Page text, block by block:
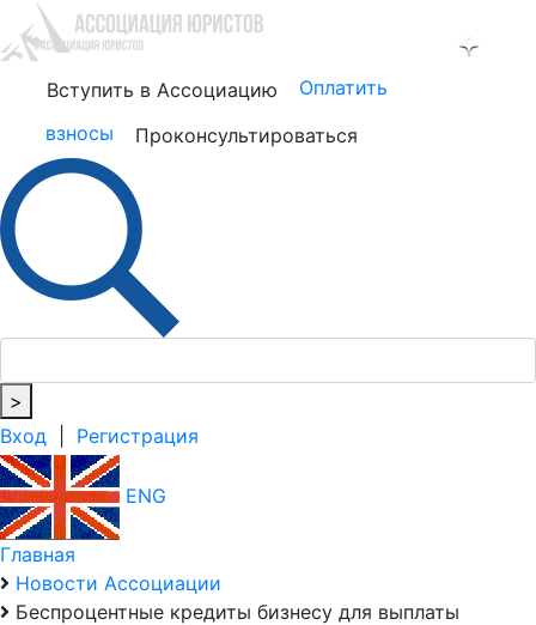
Вступить в Ассоциацию
Оплатить
взносы
Проконсультироваться
>
Вход
Регистрация
ENG
Главная
Новости Ассоциации
Беспроцентные кредиты бизнесу для выплаты